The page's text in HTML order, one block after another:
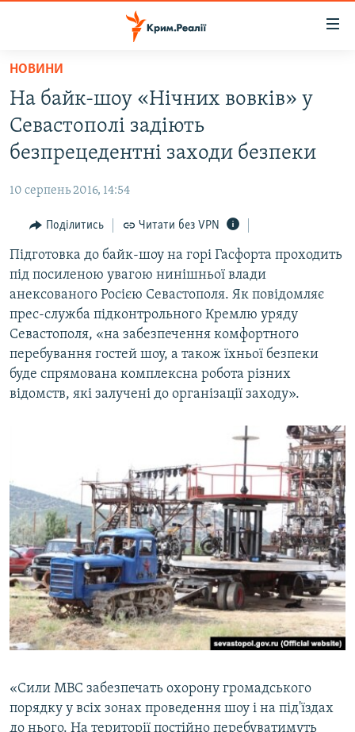
Перейти
основного
матеріалу
Перейти
до
основної
навігації
Перейти
пошуку
НОВИНИ
ВІДЕО ТА ФОТО
БЛОГИ
ПОГЛЯД
ІНТЕРВ'Ю
ВСЕ ЗА ДЕНЬ
СПЕЦПРОЕКТИ
ДЕПОРТАЦІЯ
ВІДЕОУРОКИ «ELIFBE»
СВІДЧЕННЯ ОКУПАЦІЇ
ЯК ОБІЙТИ БЛОКУВАННЯ
Русский
Усі сайти RFE/RL
НОВИНИ
На байк-шоу «Нічних вовків» у
Севастополі задіють
безпрецедентні заходи безпеки
10 серпень 2016, 14:54
Поділитись Читати без VPN
Підготовка до байк-шоу на горі Гасфорта проходить
під посиленою увагою нинішньої влади
анексованого Росією Севастополя. Як повідомляє
прес-служба підконтрольного Кремлю уряду
Севастополя, «на забезпечення комфортного
перебування гостей шоу, а також їхньої безпеки
буде спрямована комплексна робота різних
відомств, які залучені до організації заходу».
«Сили МВС забезпечать охорону громадського
порядку у всіх зонах проведення шоу і на під'їздах
до нього. На території постійно перебуватимуть